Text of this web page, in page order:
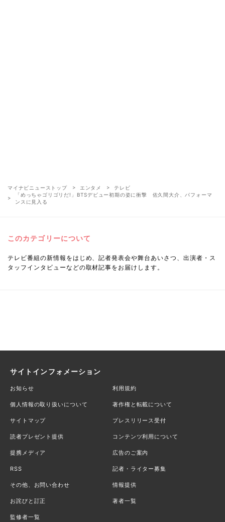
マイナビニューストップ エンタメ
テレビ
「めっちゃゴリゴリだ!」BTSデビュー初期の姿に衝撃 佐久間大介、パフォーマ
ンスに見入る
このカテゴリーについて
テレビ番組の新情報をはじめ、記者発表会や舞台あいさつ、出演者・ス
タッフインタビューなどの取材記事をお届けします。
サイトインフォメーション
お知らせ 利用規約
個人情報の取り扱いについて 著作権と転載について
サイトマップ プレスリリース受付
読者プレゼント提供 コンテンツ利用について
提携メディア 広告のご案内
RSS 記者・ライター募集
その他、お問い合わせ 情報提供
お詫びと訂正 著者一覧
監修者一覧